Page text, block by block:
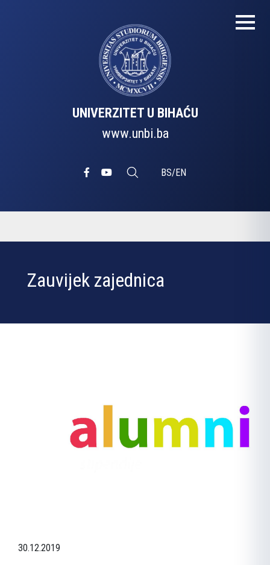
UNIVERZITET U BIHAĆU
www.unbi.ba
BS/EN
Zauvijek zajednica
30.12.2019